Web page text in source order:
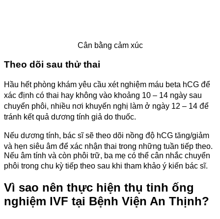
Cân bằng cảm xúc
Theo dõi sau thử thai
Hầu hết phòng khám yêu cầu xét nghiệm máu beta hCG để
xác định có thai hay không vào khoảng 10 – 14 ngày sau
chuyển phôi, nhiều nơi khuyến nghị làm ở ngày 12 – 14 để
tránh kết quả dương tính giả do thuốc.
Nếu dương tính, bác sĩ sẽ theo dõi nồng độ hCG tăng/giảm
và hẹn siêu âm để xác nhận thai trong những tuần tiếp theo.
Nếu âm tính và còn phôi trữ, ba mẹ có thể cân nhắc chuyển
phôi trong chu kỳ tiếp theo sau khi tham khảo ý kiến bác sĩ.
Vì sao nên thực hiện thụ tinh ống
nghiệm IVF tại Bệnh Viện An Thịnh?